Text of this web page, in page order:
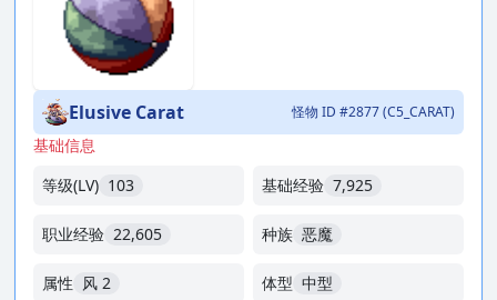
Elusive Carat 怪物 ID #2877 (C5_CARAT)
基础信息
等级(LV) 103 基础经验 7,925
职业经验 22,605 种族 恶魔
属性 风 2 体型 中型